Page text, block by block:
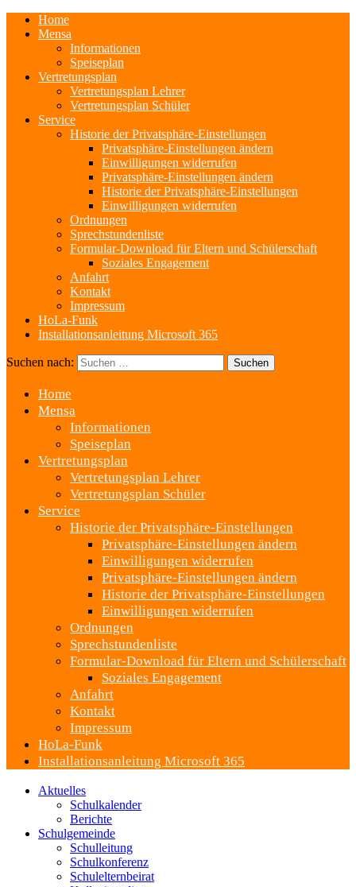
Home
Mensa
Informationen
Speiseplan
Vertretungsplan
Vertretungsplan Lehrer
Vertretungsplan Schüler
Service
Historie der Privatsphäre-Einstellungen
Privatsphäre-Einstellungen ändern
Einwilligungen widerrufen
Privatsphäre-Einstellungen ändern
Historie der Privatsphäre-Einstellungen
Einwilligungen widerrufen
Ordnungen
Sprechstundenliste
Formular-Download für Eltern und Schülerschaft
Soziales Engagement
Anfahrt
Kontakt
Impressum
HoLa-Funk
Installationsanleitung Microsoft 365
Suchen nach:
Home
Mensa
Informationen
Speiseplan
Vertretungsplan
Vertretungsplan Lehrer
Vertretungsplan Schüler
Service
Historie der Privatsphäre-Einstellungen
Privatsphäre-Einstellungen ändern
Einwilligungen widerrufen
Privatsphäre-Einstellungen ändern
Historie der Privatsphäre-Einstellungen
Einwilligungen widerrufen
Ordnungen
Sprechstundenliste
Formular-Download für Eltern und Schülerschaft
Soziales Engagement
Anfahrt
Kontakt
Impressum
HoLa-Funk
Installationsanleitung Microsoft 365
Aktuelles
Schulkalender
Berichte
Schulgemeinde
Schulleitung
Schulkonferenz
Schulelternbeirat